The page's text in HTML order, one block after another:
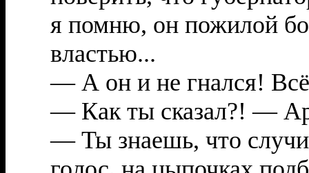
я помню, он пожилой
властью...
— А он и не гнался! Всё
— Как ты сказал?! —
— Ты знаешь, что